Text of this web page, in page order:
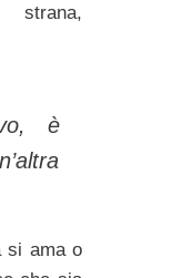
strana,
è
si ama o